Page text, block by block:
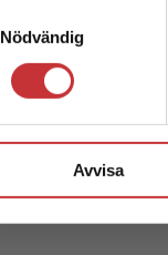
Nödvändig
Avvisa
384 kr
Exkl.